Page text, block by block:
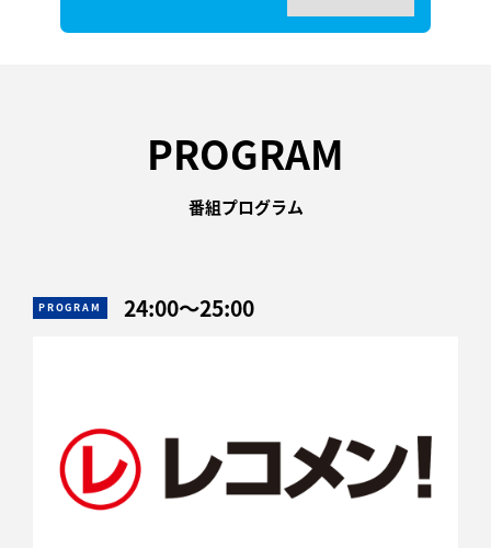
PROGRAM
番組プログラム
PROGRAM 24:00〜25:00